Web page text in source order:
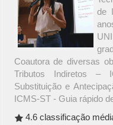
de
Coautora de diversas
Tributos Indiretos –
Substituição e
ICMS-ST - Guia rápido
4.6 classificação